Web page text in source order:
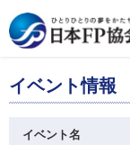
イベント情報
イベント名